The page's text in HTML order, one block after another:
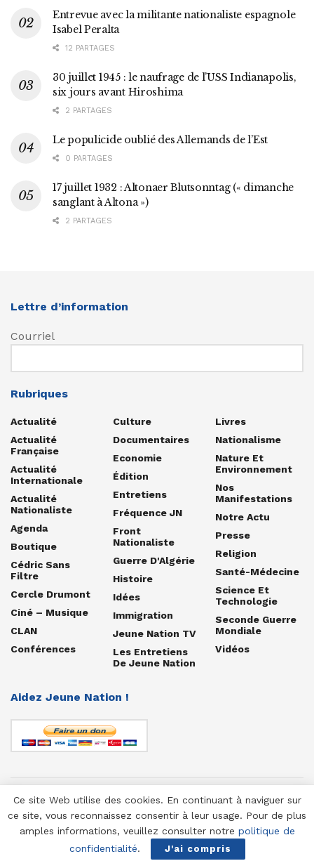
Entrevue avec la militante nationaliste espagnole
Isabel Peralta
12 PARTAGES
30 juillet 1945 : le naufrage de l’USS Indianapolis,
six jours avant Hiroshima
2 PARTAGES
Le populicide oublié des Allemands de l’Est
0 PARTAGES
17 juillet 1932 : Altonaer Blutsonntag (« dimanche
sanglant à Altona »)
2 PARTAGES
Lettre d’information
Courriel
Rubriques
Actualité
Actualité
Française
Actualité
Internationale
Actualité
Nationaliste
Agenda
Boutique
Cédric Sans
Filtre
Cercle Drumont
Ciné – Musique
CLAN
Conférences
Culture
Documentaires
Economie
Édition
Entretiens
Fréquence JN
Front
Nationaliste
Guerre D'Algérie
Histoire
Idées
Immigration
Jeune Nation TV
Les Entretiens
De Jeune Nation
Livres
Nationalisme
Nature Et
Environnement
Nos
Manifestations
Notre Actu
Presse
Religion
Santé-Médecine
Science Et
Technologie
Seconde Guerre
Mondiale
Vidéos
Aidez Jeune Nation !
© 1958-2025 Jeune Nation
Ce site Web utilise des cookies. En continuant à naviguer sur
ce site, vous reconnaissez consentir à leur usage. Pour de plus
amples informations, veuillez consulter notre politique de
confidentialité. J'ai compris